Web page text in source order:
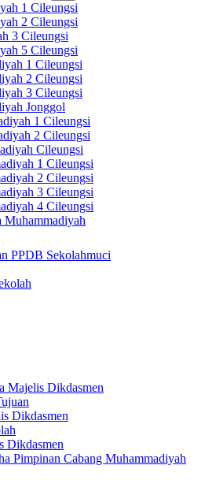
1 Cileungsi
2 Cileungsi
3 Cileungsi
5 Cileungsi
1 Cileungsi
2 Cileungsi
3 Cileungsi
Jonggol
1 Cileungsi
2 Cileungsi
Cileungsi
1 Cileungsi
2 Cileungsi
3 Cileungsi
4 Cileungsi
PPDB Sekolahmuci
Majelis Dikdasmen
Dikdasmen
Dikdasmen
Pimpinan Cabang Muhammadiyah